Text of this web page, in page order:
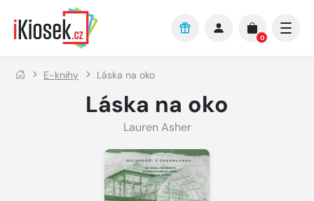
Přejít na hlavní obsah
0
E-knihy Láska na oko
Láska na oko
Lauren Asher